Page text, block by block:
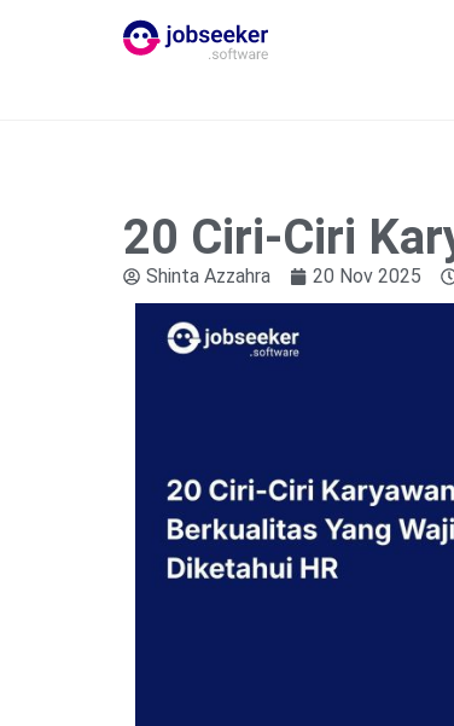
20 Ciri-Ciri
Shinta Azzahra 20 Nov 2025